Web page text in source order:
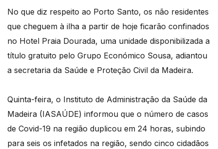
No que diz respeito ao Porto Santo, os não residentes
que cheguem à ilha a partir de hoje ficarão confinados
no Hotel Praia Dourada, uma unidade disponibilizada a
título gratuito pelo Grupo Económico Sousa, adiantou
a secretaria da Saúde e Proteção Civil da Madeira.
Quinta-feira, o Instituto de Administração da Saúde da
Madeira (IASAÚDE) informou que o número de casos
de Covid-19 na região duplicou em 24 horas, subindo
para seis os infetados na região, sendo cinco cidadãos